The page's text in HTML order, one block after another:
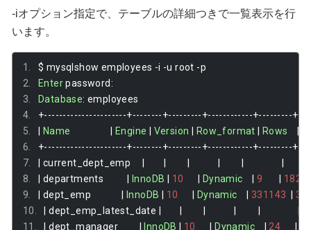
-iオプション指定で、テーブルの詳細つきで一覧表示を行
います。
$ mysqlshow employees -i -u root -p
Enter password:
Database: employees
+----------------------+--------+---------+------------+---------
| Name | Engine | Version | Row_format | Rows |
+----------------------+--------+---------+------------+---------
| current_dept_emp | | | | |
|
| departments | InnoDB | 10 | Dynamic | 9 | 1820
| dept_emp | InnoDB | 10 | Dynamic | 331143 | 36
| dept_emp_latest_date | | | | |
|
| dept_manager | InnoDB | 10 | Dynamic | 24 |